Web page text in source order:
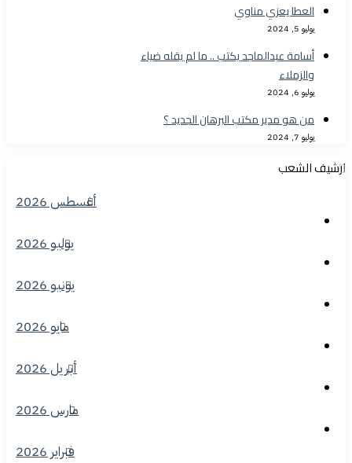
العطا يعزي مناوي
يوليو 5, 2024
أسامة عبدالماجد يكتب .. ما لم يقله ضياء
والزملاء
يوليو 6, 2024
من هو مدير مكتب البرهان الجديد ؟
يوليو 7, 2024
ارشيف الشعب
أغسطس 2026
يوليو 2026
يونيو 2026
مايو 2026
أبريل 2026
مارس 2026
فبراير 2026